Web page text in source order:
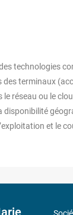
technologies
terminaux
réseau ou le
et le